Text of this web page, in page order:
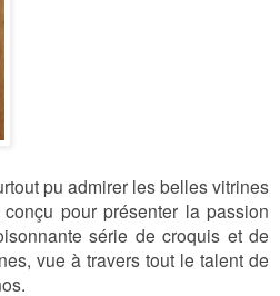
pu admirer les belles vitrines
pour présenter la passion
série de croquis et de
vue à travers tout le talent de